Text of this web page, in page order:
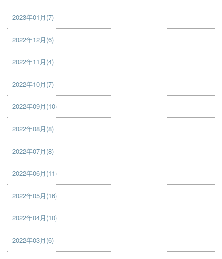
2023年01月(7)
2022年12月(6)
2022年11月(4)
2022年10月(7)
2022年09月(10)
2022年08月(8)
2022年07月(8)
2022年06月(11)
2022年05月(16)
2022年04月(10)
2022年03月(6)